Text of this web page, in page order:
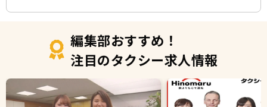
編集部おすすめ！
注目のタクシー求人情報